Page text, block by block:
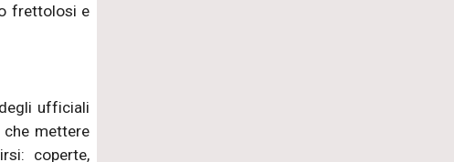
frettolosi e
ufficiali
che mettere
coperte,